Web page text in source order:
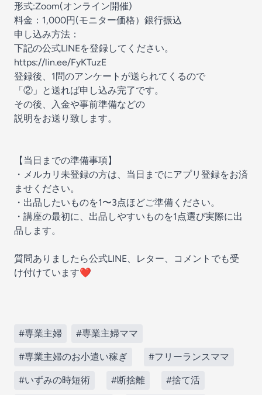
形式:Zoom(オンライン開催)
料金：1,000円(モニター価格）銀行振込
申し込み方法：
下記の公式LINEを登録してください。
https://lin.ee/FyKTuzE
登録後、1問のアンケートが送られてくるので
「②」と送れば申し込み完了です。
その後、入金や事前準備などの
説明をお送り致します。
【当日までの準備事項】
・メルカリ未登録の方は、当日までにアプリ登録をお済
ませください。
・出品したいものを1〜3点ほどご準備ください。
・講座の最初に、出品しやすいものを1点選び実際に出
品します。
質問ありましたら公式LINE、レター、コメントでも受
け付けています❤️
#専業主婦 #専業主婦ママ
#専業主婦のお小遣い稼ぎ #フリーランスママ
#いずみの時短術 #断捨離 #捨て活